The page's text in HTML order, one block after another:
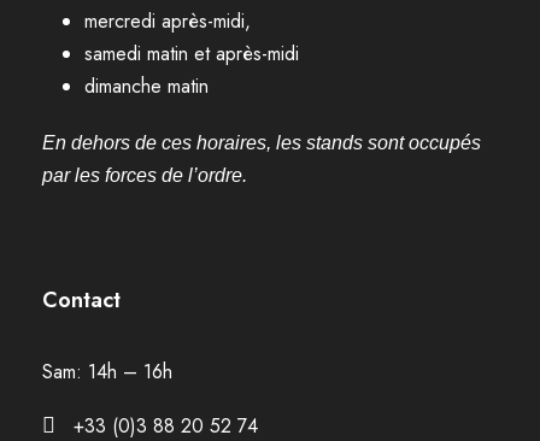
mercredi après-midi,
samedi matin et après-midi
dimanche matin
En dehors de ces horaires, les stands sont occupés
par les forces de l’ordre.
Contact
Sam: 14h – 16h
+33 (0)3 88 20 52 74